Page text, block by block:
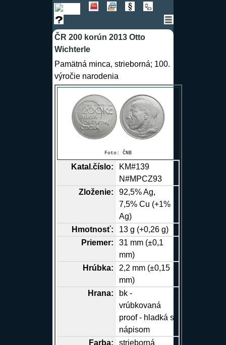
ČR 200 korún 2013 Otto
Wichterle
Pamätná minca, strieborná; 100.
výročie narodenia
Foto:ČNB
Katal.číslo:
KM#139
N#MPCZ93
Zloženie:
92,5%Ag,
7,5%Cu (+1%
Ag)
Hmotnosť:
13 g (+0,26 g)
Priemer:
31 mm (±0,1
mm)
Hrúbka:
2,2 mm (±0,15
mm)
Hrana:
bk -
vrúbkovaná
proof - hladká s
nápisom
Farba:
strieborná